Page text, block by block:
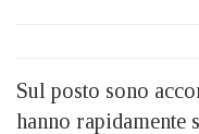
Sul posto sono
hanno rapidamente